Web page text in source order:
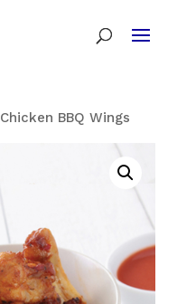
BBQ Wings